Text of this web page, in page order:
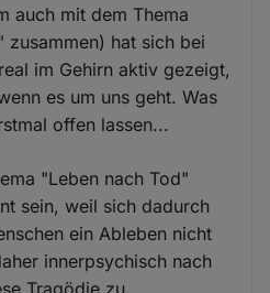
auch mit dem Thema
zusammen) hat sich bei
im Gehirn aktiv gezeigt,
es um uns geht. Was
offen lassen...
"Leben nach Tod"
sein, weil sich dadurch
ein Ableben nicht
innerpsychisch nach